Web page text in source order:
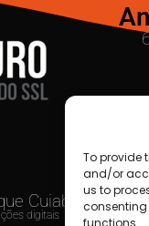
To provide
and/or
us to
functions.
Cuiabá MT |
digitais